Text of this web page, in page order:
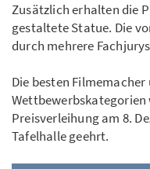
Zusätzlich erhalten die
gestaltete Statue. Die
durch mehrere
Die besten Filmemacher
Wettbewerbskategorien
Preisverleihung am 8.
Tafelhalle geehrt.